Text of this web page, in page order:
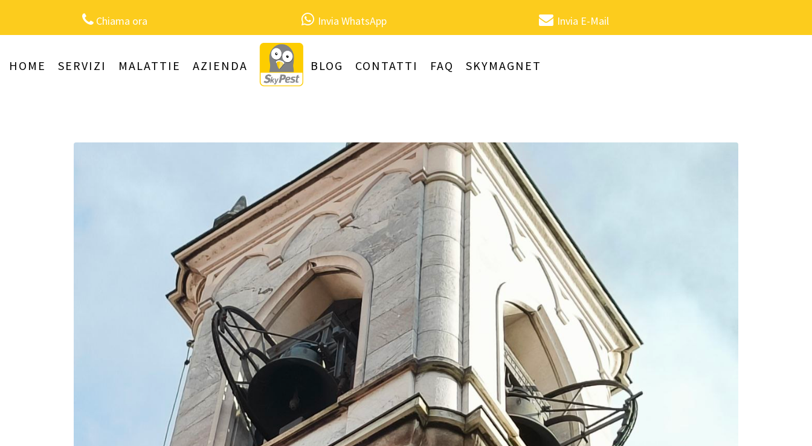
Chiama ora Invia WhatsApp Invia E-Mail
HOME SERVIZI MALATTIE AZIENDA BLOG CONTATTI FAQ SKYMAGNET